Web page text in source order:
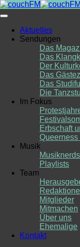
Skip
to
Aktuelles
Sendungen
Das
Das
Der
Das
Das
Die
Im Fokus
Erbschaft
Queerness
Musik
Musiknerds
Playlists
Team
Mitglieder
Mitmachen
Über uns
Ehemalige
Kontakt